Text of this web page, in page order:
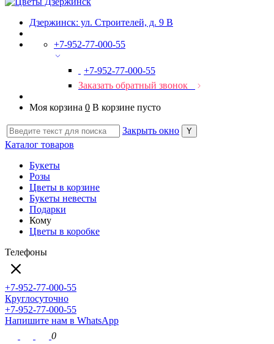
Дзержинск: ул. Строителей, д. 9 В
+7-952-77-000-55
+7-952-77-000-55
Заказать обратный звонок
Моя корзина 0 В корзине пусто
Закрыть окно
Каталог товаров
Букеты
Розы
Цветы в корзине
Букеты невесты
Подарки
Кому
Цветы в коробке
Телефоны
+7-952-77-000-55
Круглосуточно
+7-952-77-000-55
Напишите нам в WhatsApp
0